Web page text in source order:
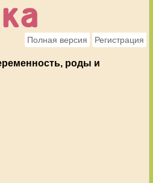
Полная версия Регистрация
роды и